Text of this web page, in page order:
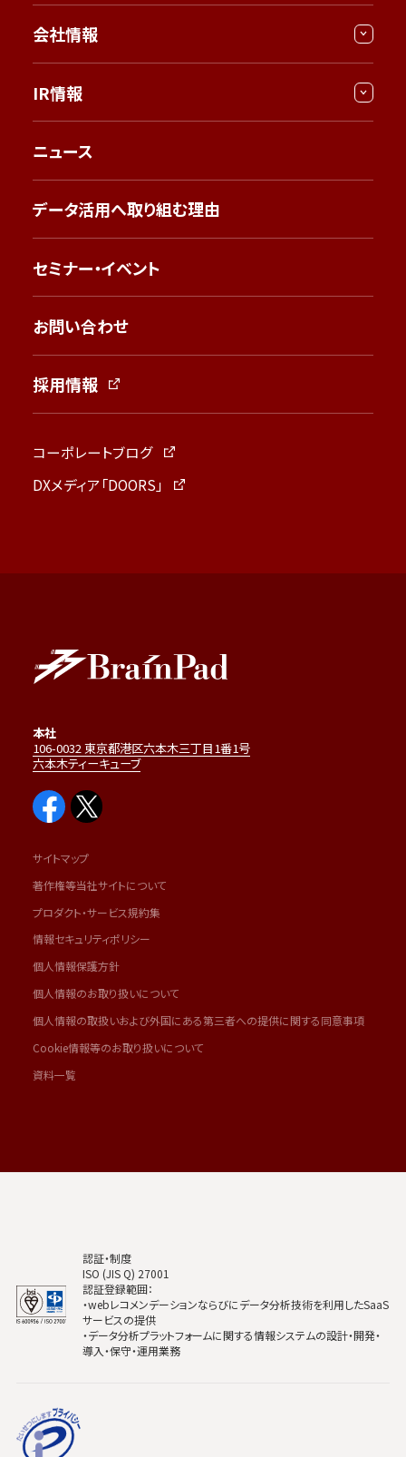
会社情報
IR情報
ニュース
データ活用へ取り組む理由
セミナー・イベント
お問い合わせ
採用情報
コーポレートブログ
DXメディア「DOORS」
本社
106-0032 東京都港区六本木三丁目1番1号
六本木ティーキューブ
サイトマップ
著作権等当社サイトについて
プロダクト・サービス規約集
情報セキュリティポリシー
個人情報保護方針
個人情報のお取り扱いについて
個人情報の取扱いおよび外国にある第三者への提供に関する同意事項
Cookie情報等のお取り扱いについて
資料一覧
認証・制度
ISO (JIS Q) 27001
認証登録範囲：
・webレコメンデーションならびにデータ分析技術を利用したSaaS
サービスの提供
・データ分析プラットフォームに関する情報システムの設計・開発・
導入・保守・運用業務